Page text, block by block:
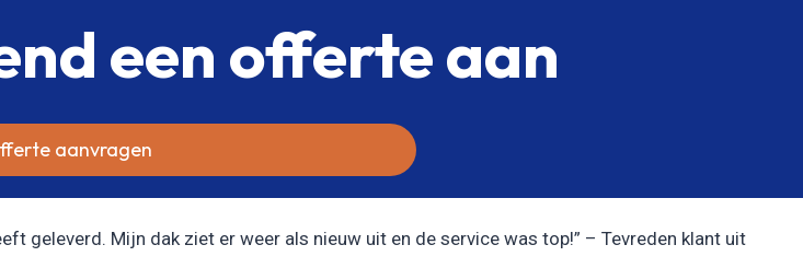
een offerte aan
aanvragen
geleverd. Mijn dak ziet er weer als nieuw uit en de service was top!” – Tevreden klant uit